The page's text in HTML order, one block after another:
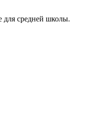
для средней школы.